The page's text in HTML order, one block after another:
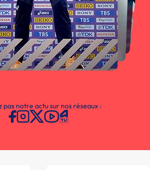
pas notre actu sur nos réseaux :